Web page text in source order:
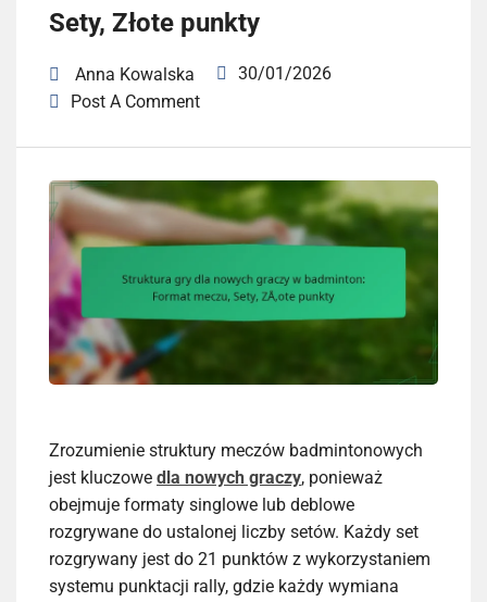
Sety, Złote punkty
Anna Kowalska
30/01/2026
Post A Comment
Zrozumienie struktury meczów badmintonowych
jest kluczowe dla nowych graczy, ponieważ
obejmuje formaty singlowe lub deblowe
rozgrywane do ustalonej liczby setów. Każdy set
rozgrywany jest do 21 punktów z wykorzystaniem
systemu punktacji rally, gdzie każdy wymiana